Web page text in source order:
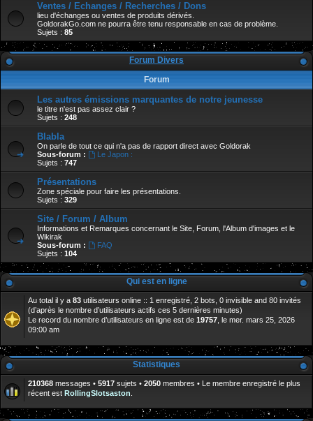
Ventes / Echanges / Recherches / Dons
lieu d'échanges ou ventes de produits dérivés.
GoldorakGo.com ne pourra être tenu responsable en cas de problème.
Sujets : 85
Forum Divers
Forum
Les autres émissions marquantes de notre jeunesse
le titre n'est pas assez clair ?
Sujets : 248
Blabla
On parle de tout ce qui n'a pas de rapport direct avec Goldorak
Sous-forum :
Le Japon :
Sujets : 747
Présentations
Zone spéciale pour faire les présentations.
Sujets : 329
Site / Forum / Album
Informations et Remarques concernant le Site, Forum, l'Album d'images et le
Wikirak
Sous-forum :
FAQ
Sujets : 104
Qui est en ligne
Au total il y a 83 utilisateurs online :: 1 enregistré, 2 bots, 0 invisible and 80 invités
(d’après le nombre d’utilisateurs actifs ces 5 dernières minutes)
Le record du nombre d’utilisateurs en ligne est de 19757 , le mer. mars 25, 2026
09:00 am
Statistiques
210368 messages • 5917 sujets • 2050 membres • Le membre enregistré le plus
récent est RollingSlotsaston